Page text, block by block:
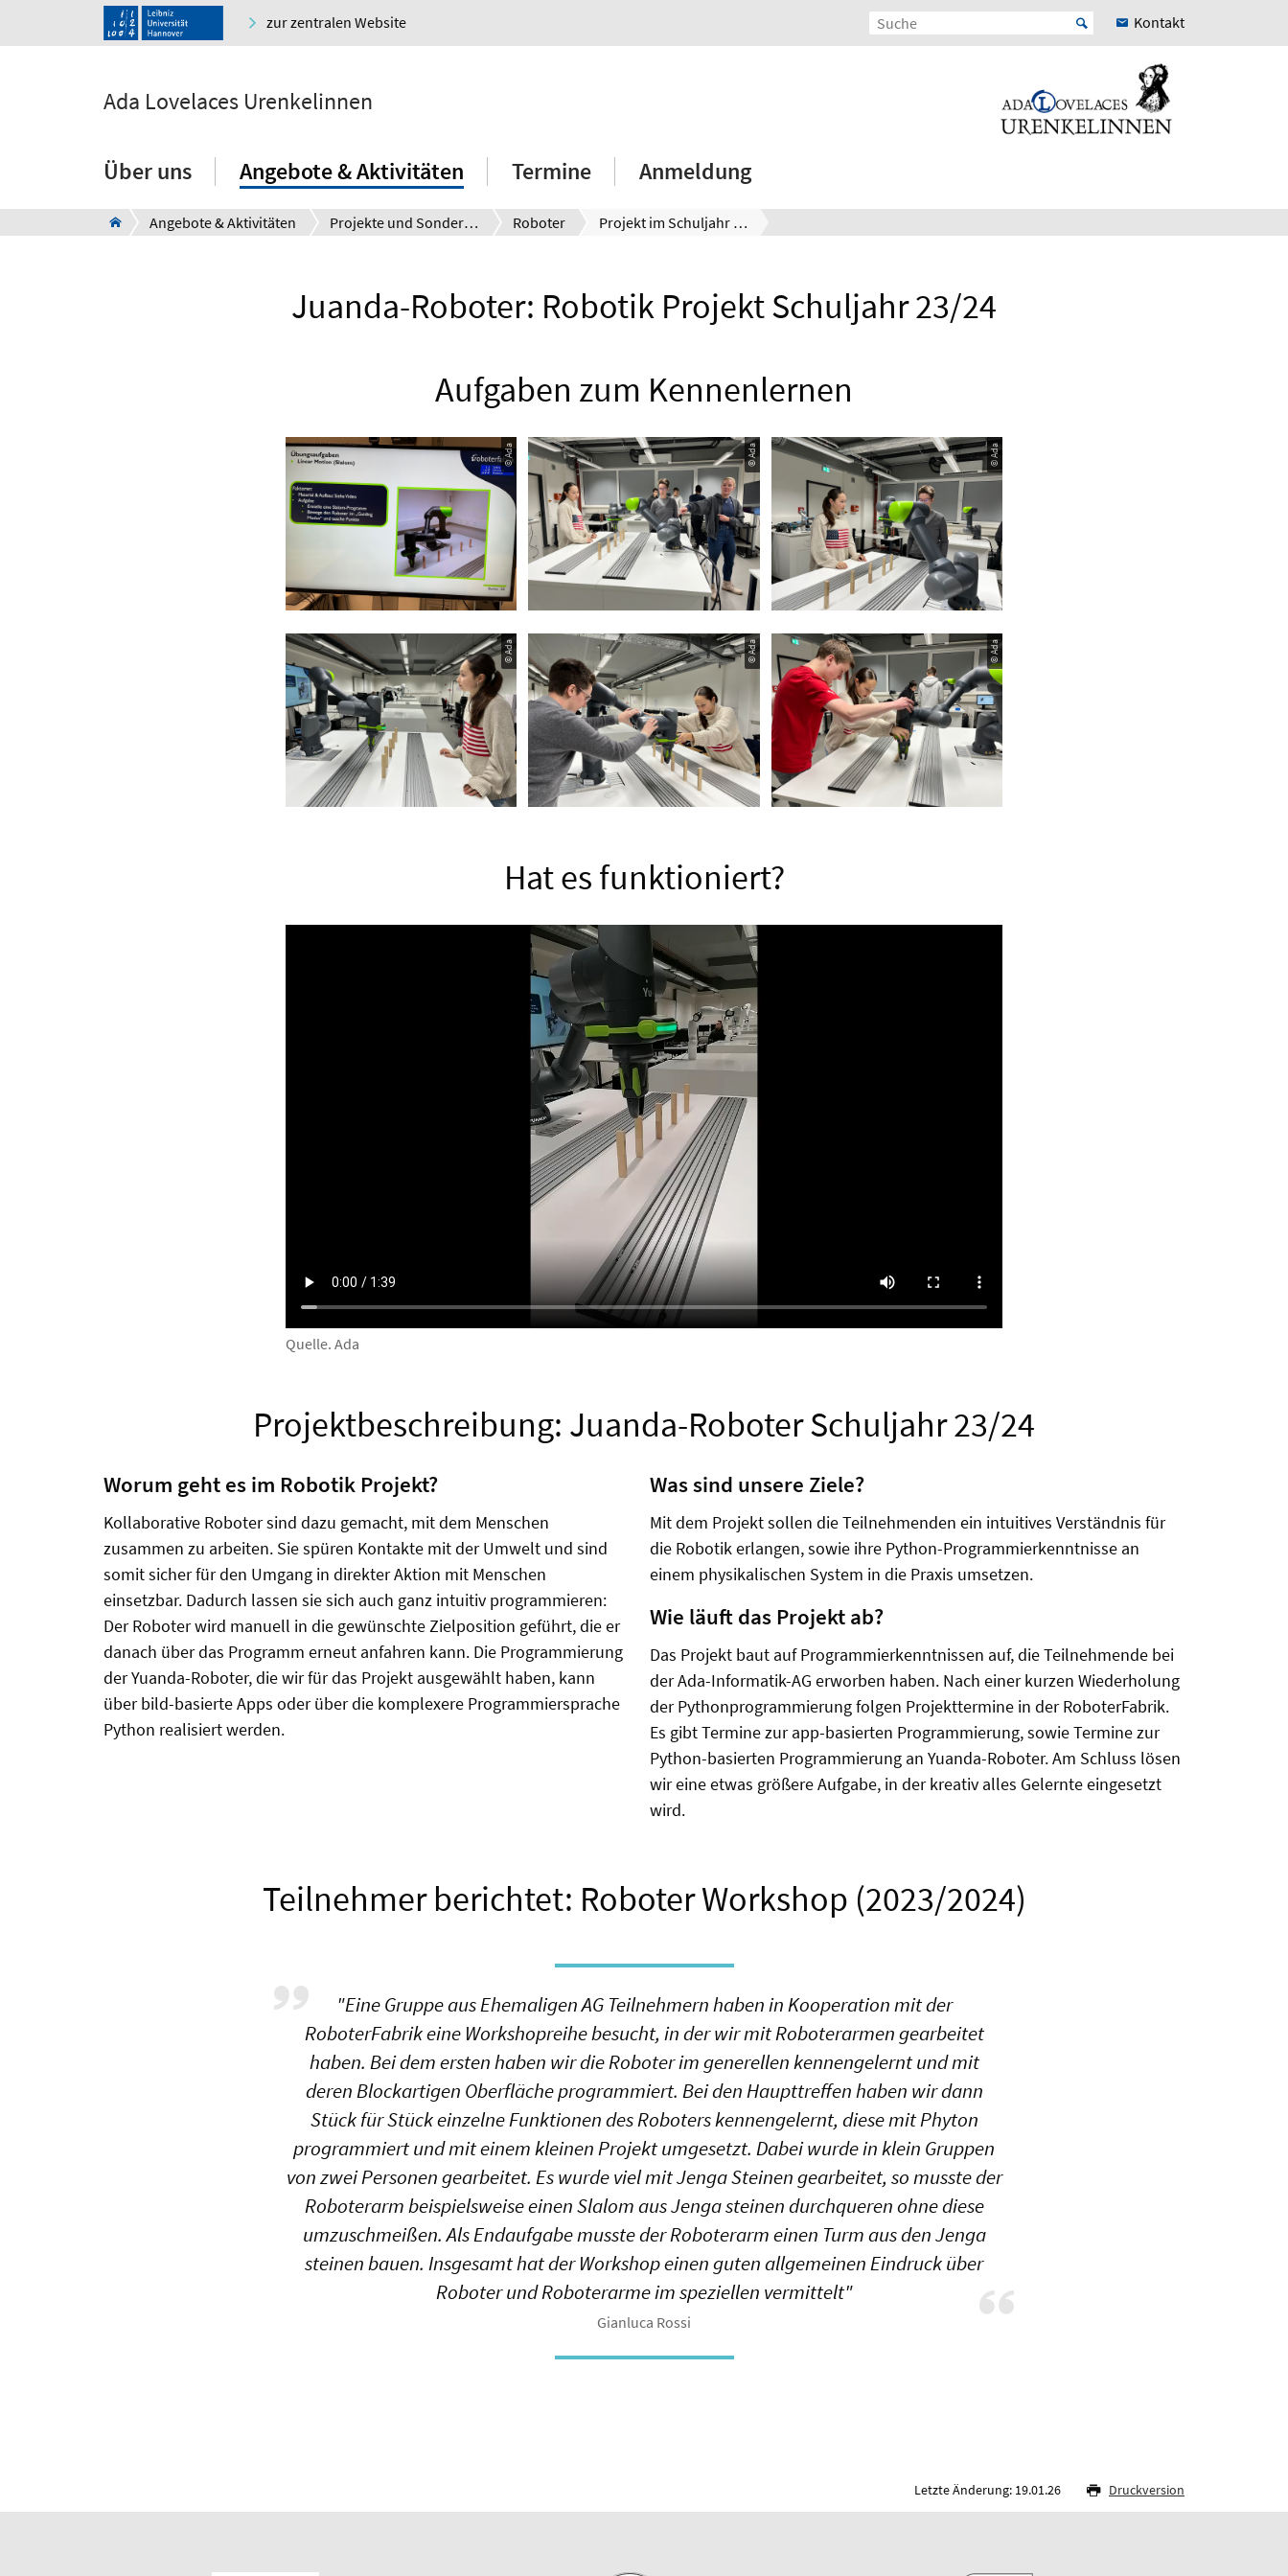
zur zentralen Website Kontakt
Ada Lovelaces Urenkelinnen
Über uns Angebote & Aktivitäten Termine Anmeldung
Angebote & Aktivitäten Projekte und Sonderaktionen Roboter Projekt im Schuljahr 23/24 Juanda Roboter
Juanda-Roboter: Robotik Projekt Schuljahr 23/24
Aufgaben zum Kennenlernen
© Ada © Ada © Ada
© Ada © Ada © Ada
Hat es funktioniert?
Quelle. Ada
Projektbeschreibung: Juanda-Roboter Schuljahr 23/24
Worum geht es im Robotik Projekt?
Kollaborative Roboter sind dazu gemacht, mit dem Menschen
zusammen zu arbeiten. Sie spüren Kontakte mit der Umwelt und sind
somit sicher für den Umgang in direkter Aktion mit Menschen
einsetzbar. Dadurch lassen sie sich auch ganz intuitiv programmieren:
Der Roboter wird manuell in die gewünschte Zielposition geführt, die er
danach über das Programm erneut anfahren kann. Die Programmierung
der Yuanda-Roboter, die wir für das Projekt ausgewählt haben, kann
über bild-basierte Apps oder über die komplexere Programmiersprache
Python realisiert werden.
Was sind unsere Ziele?
Mit dem Projekt sollen die Teilnehmenden ein intuitives Verständnis für
die Robotik erlangen, sowie ihre Python-Programmierkenntnisse an
einem physikalischen System in die Praxis umsetzen.
Wie läuft das Projekt ab?
Das Projekt baut auf Programmierkenntnissen auf, die Teilnehmende bei
der Ada-Informatik-AG erworben haben. Nach einer kurzen Wiederholung
der Pythonprogrammierung folgen Projekttermine in der RoboterFabrik.
Es gibt Termine zur app-basierten Programmierung, sowie Termine zur
Python-basierten Programmierung an Yuanda-Roboter. Am Schluss lösen
wir eine etwas größere Aufgabe, in der kreativ alles Gelernte eingesetzt
wird.
Teilnehmer berichtet: Roboter Workshop (2023/2024)
"Eine Gruppe aus Ehemaligen AG Teilnehmern haben in Kooperation mit der
RoboterFabrik eine Workshopreihe besucht, in der wir mit Roboterarmen gearbeitet
haben. Bei dem ersten haben wir die Roboter im generellen kennengelernt und mit
deren Blockartigen Oberfläche programmiert. Bei den Haupttreffen haben wir dann
Stück für Stück einzelne Funktionen des Roboters kennengelernt, diese mit Phyton
programmiert und mit einem kleinen Projekt umgesetzt. Dabei wurde in klein Gruppen
von zwei Personen gearbeitet. Es wurde viel mit Jenga Steinen gearbeitet, so musste der
Roboterarm beispielsweise einen Slalom aus Jenga steinen durchqueren ohne diese
umzuschmeißen. Als Endaufgabe musste der Roboterarm einen Turm aus den Jenga
steinen bauen. Insgesamt hat der Workshop einen guten allgemeinen Eindruck über
Roboter und Roboterarme im speziellen vermittelt"
Gianluca Rossi
Letzte Änderung: 19.01.26 Druckversion